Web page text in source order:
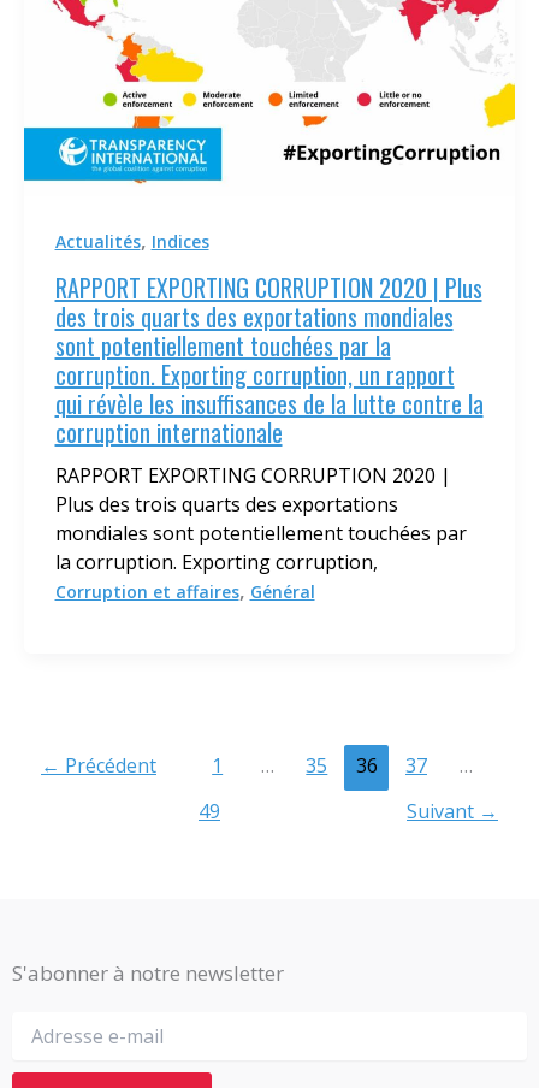
Actualités, Indices
RAPPORT EXPORTING CORRUPTION 2020 | Plus
des trois quarts des exportations mondiales
sont potentiellement touchées par la
corruption. Exporting corruption, un rapport
qui révèle les insuffisances de la lutte contre la
corruption internationale
RAPPORT EXPORTING CORRUPTION 2020 |
Plus des trois quarts des exportations
mondiales sont potentiellement touchées par
la corruption. Exporting corruption,
Corruption et affaires, Général
← Précédent 1 … 35 36 37
…
49
Suivant →
S'abonner à notre newsletter